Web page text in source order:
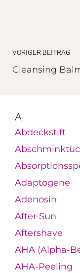
VORIGER BEITRAG
Cleansing
A
Abdeckstift
Adaptogene
Adenosin
After Sun
Aftershave
AHA (Alpha-
AHA-Peeling